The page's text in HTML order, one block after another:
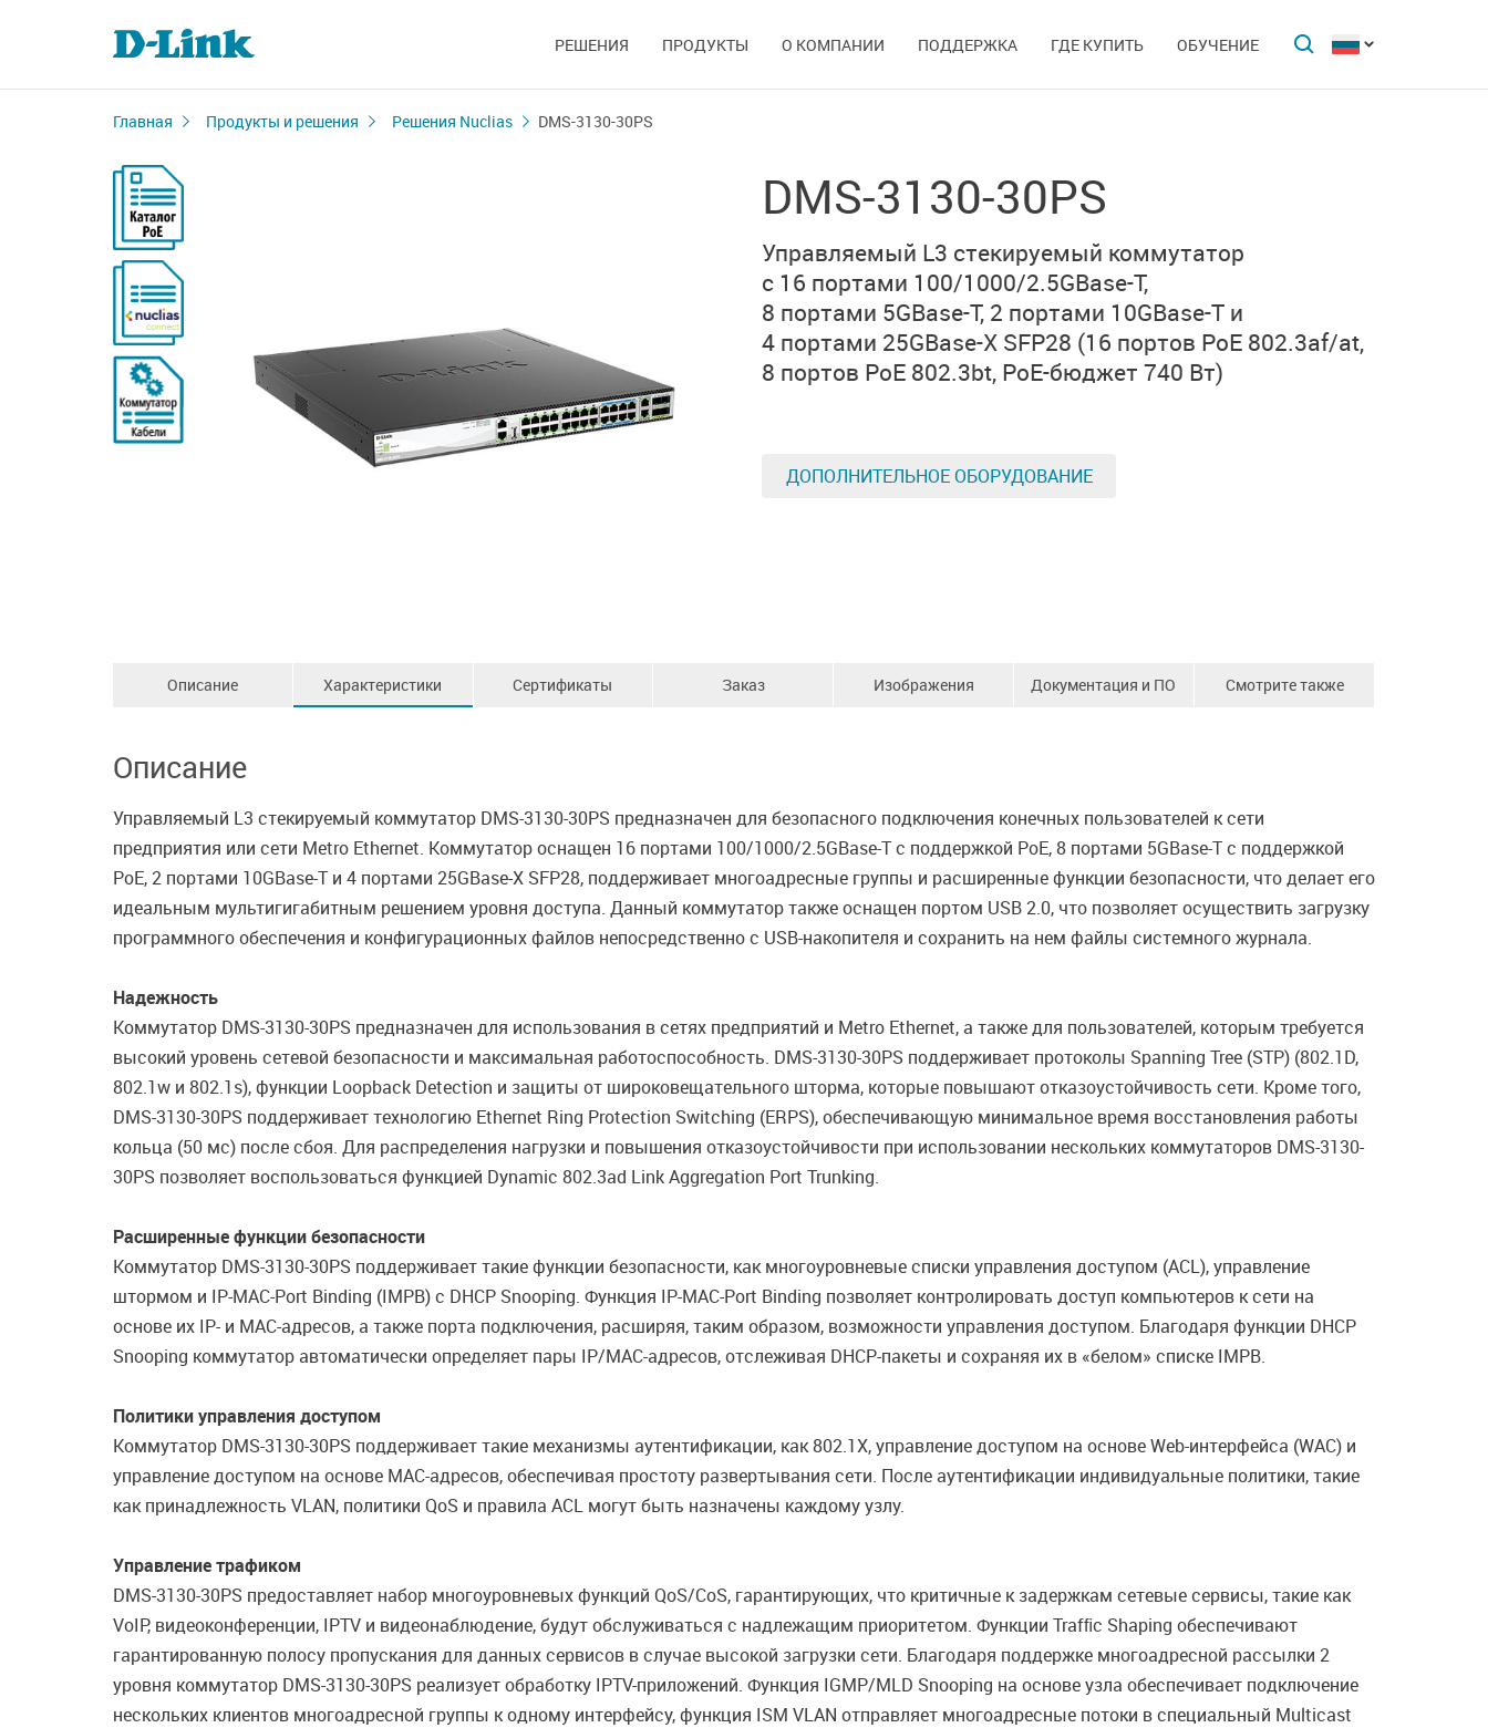
РЕШЕНИЯ ПРОДУКТЫ О КОМПАНИИ ПОДДЕРЖКА ГДЕ КУПИТЬ ОБУЧЕНИЕ
Главная Продукты и решения Решения Nuclias DMS-3130-30PS
DMS-3130-30PS
Управляемый L3 стекируемый коммутатор
с 16 портами 100/1000/2.5GBase-T,
8 портами 5GBase-T, 2 портами 10GBase-T и
4 портами 25GBase-X SFP28 (16 портов PoE 802.3af/at,
8 портов PoE 802.3bt, PoE-бюджет 740 Вт)
ДОПОЛНИТЕЛЬНОЕ ОБОРУДОВАНИЕ
Описание Характеристики Сертификаты Заказ Изображения Документация и ПО Смотрите также
Описание
Управляемый L3 стекируемый коммутатор DMS-3130-30PS предназначен для безопасного подключения конечных пользователей к сети
предприятия или сети Metro Ethernet. Коммутатор оснащен 16 портами 100/1000/2.5GBase-T с поддержкой PoE, 8 портами 5GBase-T с поддержкой
PoE, 2 портами 10GBase-T и 4 портами 25GBase-X SFP28, поддерживает многоадресные группы и расширенные функции безопасности, что делает его
идеальным мультигигабитным решением уровня доступа. Данный коммутатор также оснащен портом USB 2.0, что позволяет осуществить загрузку
программного обеспечения и конфигурационных файлов непосредственно с USB-накопителя и сохранить на нем файлы системного журнала.
Надежность
Коммутатор DMS-3130-30PS предназначен для использования в сетях предприятий и Metro Ethernet, а также для пользователей, которым требуется
высокий уровень сетевой безопасности и максимальная работоспособность. DMS-3130-30PS поддерживает протоколы Spanning Tree (STP) (802.1D,
802.1w и 802.1s), функции Loopback Detection и защиты от широковещательного шторма, которые повышают отказоустойчивость сети. Кроме того,
DMS-3130-30PS поддерживает технологию Ethernet Ring Protection Switching (ERPS), обеспечивающую минимальное время восстановления работы
кольца (50 мс) после сбоя. Для распределения нагрузки и повышения отказоустойчивости при использовании нескольких коммутаторов DMS-3130-
30PS позволяет воспользоваться функцией Dynamic 802.3ad Link Aggregation Port Trunking.
Расширенные функции безопасности
Коммутатор DMS-3130-30PS поддерживает такие функции безопасности, как многоуровневые списки управления доступом (ACL), управление
штормом и IP-MAC-Port Binding (IMPB) с DHCP Snooping. Функция IP-MAC-Port Binding позволяет контролировать доступ компьютеров к сети на
основе их IP- и MAC-адресов, а также порта подключения, расширяя, таким образом, возможности управления доступом. Благодаря функции DHCP
Snooping коммутатор автоматически определяет пары IP/MAC-адресов, отслеживая DHCP-пакеты и сохраняя их в «белом» списке IMPB.
Политики управления доступом
Коммутатор DMS-3130-30PS поддерживает такие механизмы аутентификации, как 802.1X, управление доступом на основе Web-интерфейса (WAC) и
управление доступом на основе MAC-адресов, обеспечивая простоту развертывания сети. После аутентификации индивидуальные политики, такие
как принадлежность VLAN, политики QoS и правила ACL могут быть назначены каждому узлу.
Управление трафиком
DMS-3130-30PS предоставляет набор многоуровневых функций QoS/CoS, гарантирующих, что критичные к задержкам сетевые сервисы, такие как
VoIP, видеоконференции, IPTV и видеонаблюдение, будут обслуживаться с надлежащим приоритетом. Функции Trafﬁc Shaping обеспечивают
гарантированную полосу пропускания для данных сервисов в случае высокой загрузки сети. Благодаря поддержке многоадресной рассылки 2
уровня коммутатор DMS-3130-30PS реализует обработку IPTV-приложений. Функция IGMP/MLD Snooping на основе узла обеспечивает подключение
нескольких клиентов многоадресной группы к одному интерфейсу, функция ISM VLAN отправляет многоадресные потоки в специальный Multicast